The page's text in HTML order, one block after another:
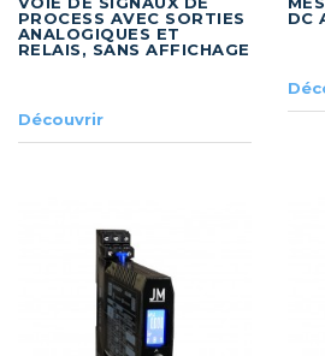
PROCESS AVEC SORTIES
ANALOGIQUES ET
RELAIS, SANS AFFICHAGE
Découvrir
DC